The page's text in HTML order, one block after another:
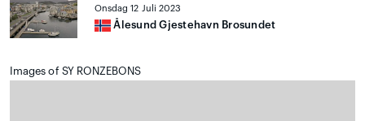
Onsdag 12 Juli 2023
Ålesund Gjestehavn Brosundet
Images of SY RONZEBONS